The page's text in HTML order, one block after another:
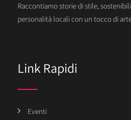
Raccontiamo storie di stile,
personalità locali con un tocco di
Link Rapidi
Eventi